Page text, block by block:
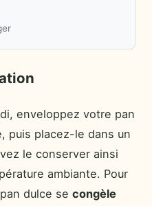
enveloppez votre pan
puis placez-le dans un
le conserver ainsi
ambiante. Pour
dulce se congèle